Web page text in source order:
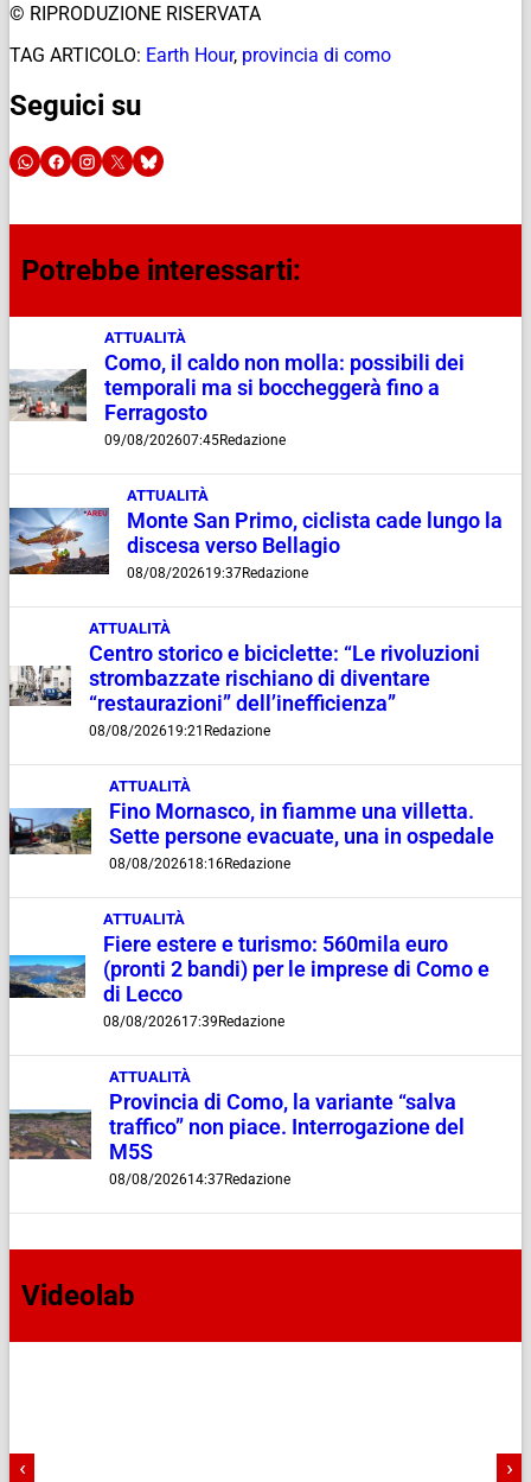
© RIPRODUZIONE RISERVATA
TAG ARTICOLO: Earth Hour, provincia di como
Seguici su
Potrebbe interessarti:
ATTUALITÀ
Como, il caldo non molla: possibili dei
temporali ma si boccheggerà fino a
Ferragosto
09/08/202607:45Redazione
ATTUALITÀ
Monte San Primo, ciclista cade lungo la
discesa verso Bellagio
08/08/202619:37Redazione
ATTUALITÀ
Centro storico e biciclette: “Le rivoluzioni
strombazzate rischiano di diventare
“restaurazioni” dell’inefficienza”
08/08/202619:21 Redazione
ATTUALITÀ
Fino Mornasco, in fiamme una villetta.
Sette persone evacuate, una in ospedale
08/08/202618:16Redazione
ATTUALITÀ
Fiere estere e turismo: 560mila euro
(pronti 2 bandi) per le imprese di Como e
di Lecco
08/08/202617:39 Redazione
ATTUALITÀ
Provincia di Como, la variante “salva
traffico” non piace. Interrogazione del
M5S
08/08/202614:37Redazione
Videolab
‹ ›